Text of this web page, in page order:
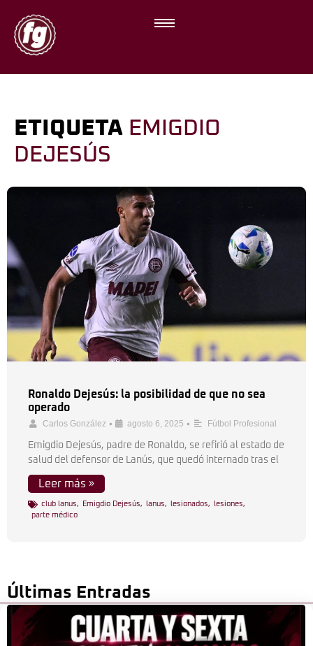
ETIQUETA EMIGDIO
DEJESÚS
Ronaldo Dejesús: la posibilidad de que no sea
operado
Carlos González • agosto 6, 2025 • Fútbol Profesional
Emigdio Dejesús, padre de Ronaldo, se refirió al estado de
salud del defensor de Lanús, que quedó internado tras el
Leer más »
club lanus, Emigdio Dejesús, lanus, lesionados, lesiones,
parte médico
Últimas Entradas